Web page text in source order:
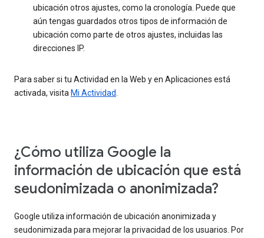
ubicación otros ajustes, como la cronología. Puede que
aún tengas guardados otros tipos de información de
ubicación como parte de otros ajustes, incluidas las
direcciones IP.
Para saber si tu Actividad en la Web y en Aplicaciones está
activada, visita Mi Actividad.
¿Cómo utiliza Google la
información de ubicación que está
seudonimizada o anonimizada?
Google utiliza información de ubicación anonimizada y
seudonimizada para mejorar la privacidad de los usuarios. Por